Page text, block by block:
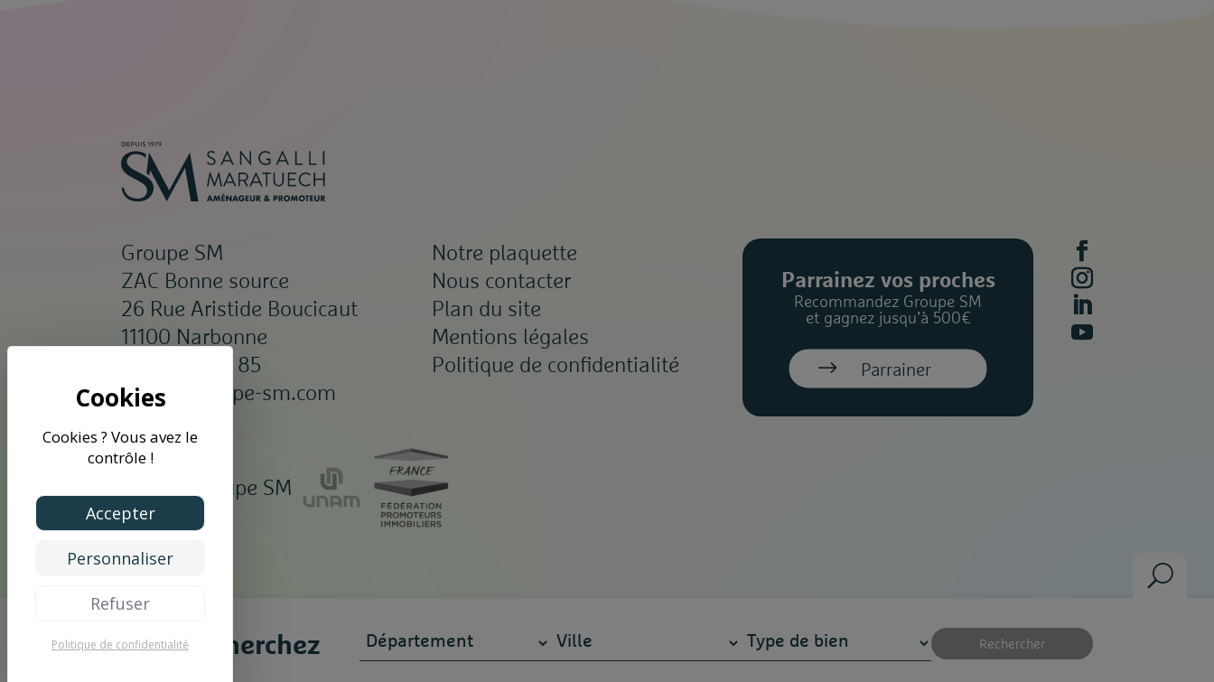
Cookies ? Vous avez le
contrôle !
Accepter
Refuser
Personnaliser
Politique de confidentialitéVous recherchez
Groupe SM
ZAC Bonne source
26 Rue Aristide Boucicaut
11100 Narbonne
04 68 65 85 85
siège@groupe-sm.com
Notre plaquette
Nous contacter
Plan du site
Mentions légales
Politique de confidentialité
Parrainez vos proches
Recommandez Groupe SM
et gagnez jusqu’à 500€
Parrainer
©2026 Groupe SM
Design & Code parDefacto